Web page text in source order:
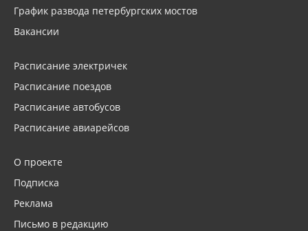
График развода петербургских мостов
Вакансии
Расписание электричек
Расписание поездов
Расписание автобусов
Расписание авиарейсов
О проекте
Подписка
Реклама
Письмо в редакцию